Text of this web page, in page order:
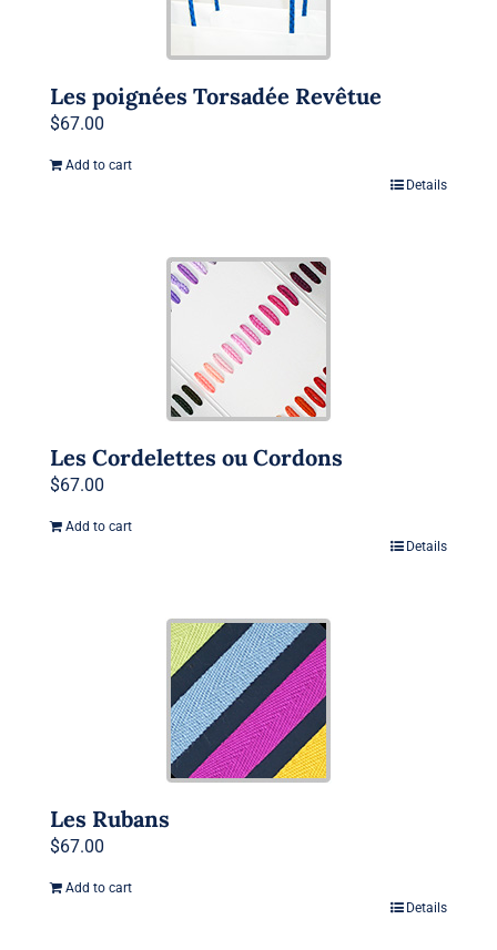
Les poignées Torsadée Revêtue
$67.00
Add to cart
Details
Les Cordelettes ou Cordons
$67.00
Add to cart
Details
Les Rubans
$67.00
Add to cart
Details